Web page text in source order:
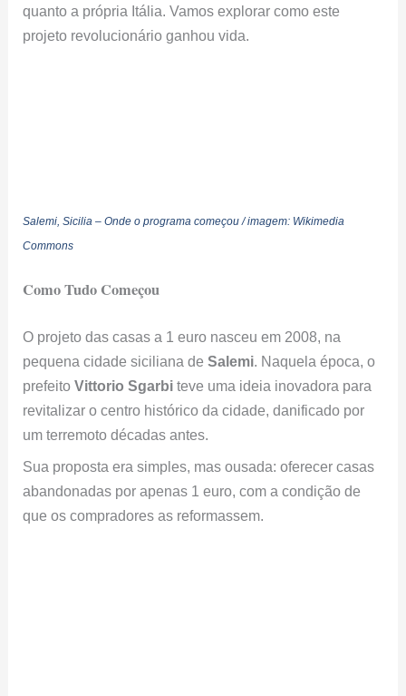
quanto a própria Itália. Vamos explorar como este
projeto revolucionário ganhou vida.
Salemi, Sicilia – Onde o programa começou / imagem: Wikimedia
Commons
Como Tudo Começou
O projeto das casas a 1 euro nasceu em 2008, na
pequena cidade siciliana deSalemi . Naquela época, o
prefeitoVittorio Sgarbi teve uma ideia inovadora para
revitalizar o centro histórico da cidade, danificado por
um terremoto décadas antes.
Sua proposta era simples, mas ousada: oferecer casas
abandonadas por apenas 1 euro, com a condição de
que os compradores as reformassem.